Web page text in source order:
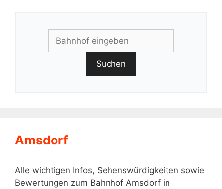
Suchen
Amsdorf
Alle wichtigen Infos, Sehenswürdigkeiten sowie
Bewertungen zum Bahnhof Amsdorf in